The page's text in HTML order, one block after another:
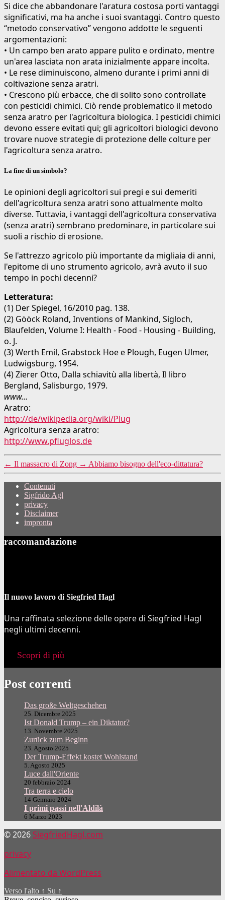
Si dice che abbandonare l'aratura costosa porti vantaggi
significativi, ma ha anche i suoi svantaggi. Contro questo
“metodo conservativo” vengono addotte le seguenti
argomentazioni:
• Un campo ben arato appare pulito e ordinato, mentre
un'area lasciata non arata inizialmente appare incolta.
• Le rese diminuiscono, almeno durante i primi anni di
coltivazione senza aratri.
• Crescono più erbacce, che di solito sono controllate
con pesticidi chimici. Ciò rende problematico il metodo
senza aratro per l'agricoltura biologica. I pesticidi chimici
devono essere evitati qui; gli agricoltori biologici devono
trovare nuove strategie di protezione delle colture per
l'agricoltura senza aratro.
La fine di un simbolo?
Le opinioni degli agricoltori sui pregi e sui demeriti
dell'agricoltura senza aratri sono attualmente molto
diverse. Tuttavia, i vantaggi dell'agricoltura conservativa
(senza aratri) sembrano predominare, in particolare sui
suoli a rischio di erosione.
Se l'attrezzo agricolo più importante da migliaia di anni,
l'epitome di uno strumento agricolo, avrà avuto il suo
tempo in pochi decenni?
Letteratura:
(1) Der Spiegel, 16/2010 pag. 138.
(2) Gööck Roland, Inventions of Mankind, Sigloch,
Blaufelden, Volume I: Health - Food - Housing - Building,
o. J.
(3) Werth Emil, Grabstock Hoe e Plough, Eugen Ulmer,
Ludwigsburg, 1954.
(4) Zierer Otto, Dalla schiavitù alla libertà, Il libro
Bergland, Salisburgo, 1979.
www…
Aratro:
http://de/wikipedia.org/wiki/Plug
Agricoltura senza aratro:
http://www.pfluglos.de
← Il massacro di Zong → Abbiamo bisogno dell'eco-dittatura?
Contenuti
Sigfrido Agl
privacy
Disclaimer
impronta
raccomandazione
Il nuovo lavoro di Siegfried Hagl
Una raffinata selezione delle opere di Siegfried Hagl
negli ultimi decenni.
Scopri di più
Post correnti
Das große Weltgeschehen
25. Dicembre 2025
Ist Donald Trump – ein Diktator?
13. Novembre 2025
Zurück zum Beginn
23. Agosto 2025
Der Trump-Effekt kostet Wohlstand
5. Agosto 2025
Luce dall'Oriente
20 febbraio 2024
Tra terra e cielo
14 Gennaio 2024
I primi passi nell'Aldilà
6 Marzo 2023
© 2026 SiegfriedHagl.com
privacy
Alimentato da WordPress
Verso l'alto ↑ Su ↑